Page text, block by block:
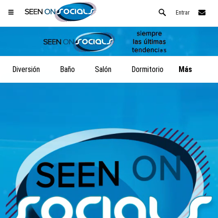
Entrar
Diversión Baño Salón Dormitorio Más
y toca AÑADIR A LA PANTALLA DE INICIO
SeenOnSocials ahora está instalado como APLICACIÓN